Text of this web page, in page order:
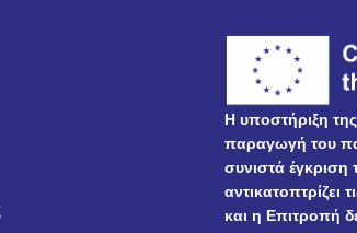
Η υποστήριξη
παραγωγή του
συνιστά έγκριση
και η Επιτροπή